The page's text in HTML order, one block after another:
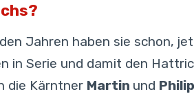
Jahren haben sie schon,
in Serie und damit den
die Kärntner Martin und